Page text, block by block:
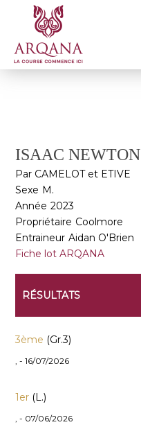
ISAAC NEWTON
Par CAMELOT et ETIVE
Sexe M.
Année 2023
Propriétaire Coolmore
Entraineur Aidan O'Brien
Fiche lot ARQANA
RÉSULTATS
3ème (Gr.3)
, - 16/07/2026
1er (L.)
, - 07/06/2026